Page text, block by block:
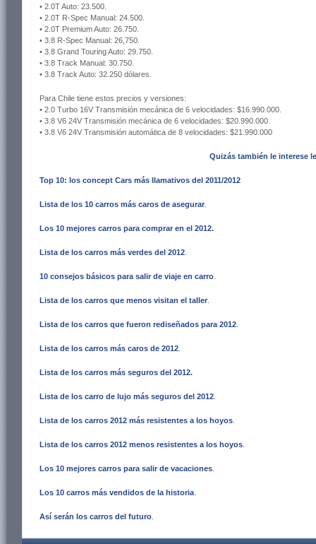
• 2.0T Auto: 23.500.
• 2.0T R-Spec Manual: 24.500.
• 2.0T Premium Auto: 26.750.
• 3.8 R-Spec Manual: 26,750.
• 3.8 Grand Touring Auto: 29.750.
• 3.8 Track Manual: 30.750.
• 3.8 Track Auto: 32.250 dólares.
Para Chile tiene estos precios y versiones:
• 2.0 Turbo 16V Transmisión mecánica de 6 velocidades: $16.990.000.
• 3.8 V6 24V Transmisión mecánica de 6 velocidades: $20.990.000.
• 3.8 V6 24V Transmisión automática de 8 velocidades: $21.990.000
Quizás también le interese
Top 10: los concept Cars más llamativos del 2011/2012
Lista de los 10 carros más caros de asegurar
Los 10 mejores carros para comprar en el 2012.
Lista de los carros más verdes del 2012
10 consejos básicos para salir de viaje en carro
Lista de los carros que menos visitan el taller
Lista de los carros que fueron rediseñados para 2012
Lista de los carros más caros de 2012
Lista de los carros más seguros del 2012.
Lista de los carro de lujo más seguros del 2012
Lista de los carros 2012 más resistentes a los hoyos
Lista de los carros 2012 menos resistentes a los hoyos
Los 10 mejores carros para salir de vacaciones
Los 10 carros más vendidos de la historia
Así serán los carros del futuro